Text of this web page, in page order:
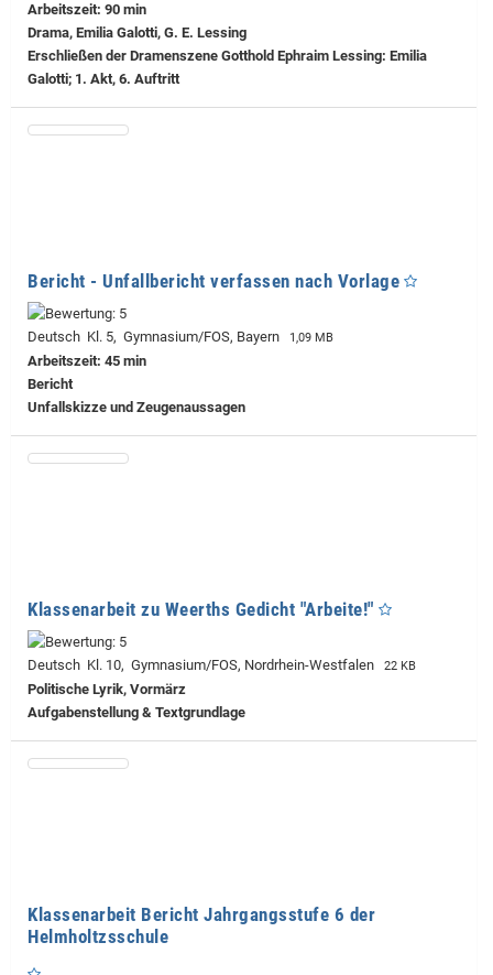
Arbeitszeit: 90 min
Drama, Emilia Galotti, G. E. Lessing
Erschließen der Dramenszene Gotthold Ephraim Lessing: Emilia
Galotti; 1. Akt, 6. Auftritt
Bericht - Unfallbericht verfassen nach Vorlage
Deutsch Kl. 5, Gymnasium/FOS, Bayern 1,09 MB
Arbeitszeit: 45 min
Bericht
Unfallskizze und Zeugenaussagen
Klassenarbeit zu Weerths Gedicht "Arbeite!"
Deutsch Kl. 10, Gymnasium/FOS, Nordrhein-Westfalen 22 KB
Politische Lyrik, Vormärz
Aufgabenstellung & Textgrundlage
Klassenarbeit Bericht Jahrgangsstufe 6 der
Helmholtzsschule